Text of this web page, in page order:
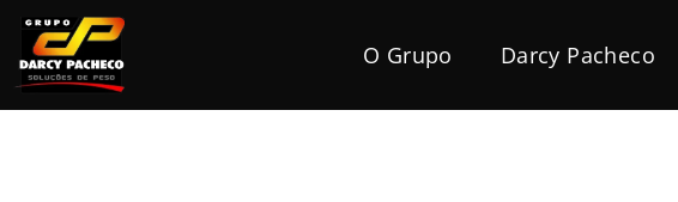
O Grupo Darcy Pacheco